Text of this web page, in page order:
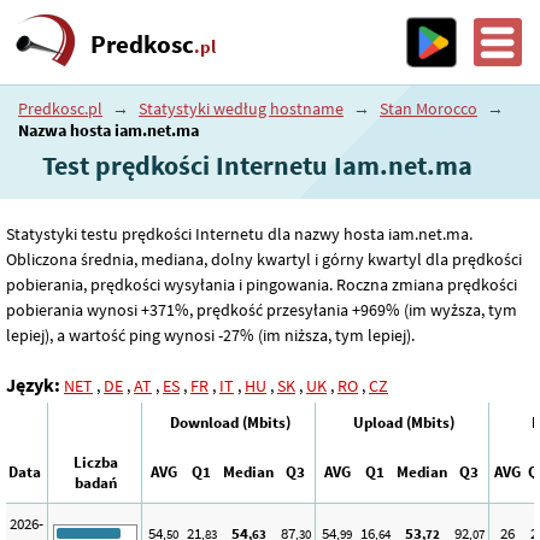
Predkosc.pl
Predkosc.pl → Statystyki według hostname → Stan Morocco
→
Nazwa hosta iam.net.ma
Test prędkości Internetu Iam.net.ma
Statystyki testu prędkości Internetu dla nazwy hosta iam.net.ma.
Obliczona średnia, mediana, dolny kwartyl i górny kwartyl dla prędkości
pobierania, prędkości wysyłania i pingowania. Roczna zmiana prędkości
pobierania wynosi +371%, prędkość przesyłania +969% (im wyższa, tym
lepiej), a wartość ping wynosi -27% (im niższa, tym lepiej).
Język: NET , DE ,AT , ES , FR , IT , HU ,SK , UK , RO ,CZ
Download (Mbits) Upload (Mbits)
Data
Liczba
badań
AVG Q1 Median Q3 AVG Q1 Median Q3 AVG
2026-
54,50 21,83 54,63 87,30 54,99 16,64 53,72 92,07 26